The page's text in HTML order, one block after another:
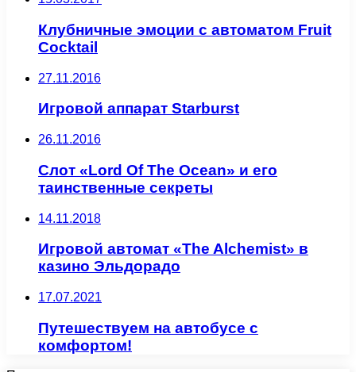
Клубничные эмоции с автоматом Fruit
Cocktail
27.11.2016
Игровой аппарат Starburst
26.11.2016
Слот «Lord Of The Ocean» и его
таинственные секреты
14.11.2018
Игровой автомат «The Alchemist» в
казино Эльдорадо
17.07.2021
Путешествуем на автобусе с
комфортом!